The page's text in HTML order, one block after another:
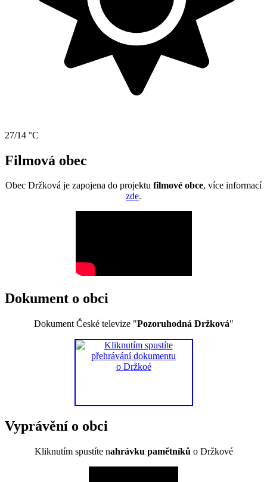
27/14 °C
Filmová obec
Obec Držková je zapojena do projektu filmové obce, více informací
zde.
Dokument o obci
Dokument České televize "Pozoruhodná Držková"
Vyprávění o obci
Kliknutím spustíte nahrávku pamětníků o Držkové